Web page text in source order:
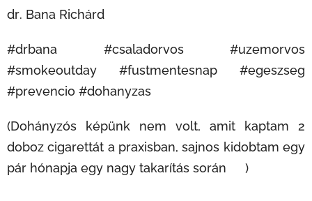
dr. Bana Richárd
#drbana #csaladorvos #uzemorvos
#smokeoutday #fustmentesnap #egeszseg
#prevencio #dohanyzas
(Dohányzós képünk nem volt, amit kaptam 2
doboz cigarettát a praxisban, sajnos kidobtam egy
pár hónapja egy nagy takarítás során 😉)